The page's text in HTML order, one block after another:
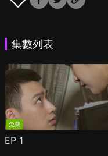
集數列表
免費
EP 1